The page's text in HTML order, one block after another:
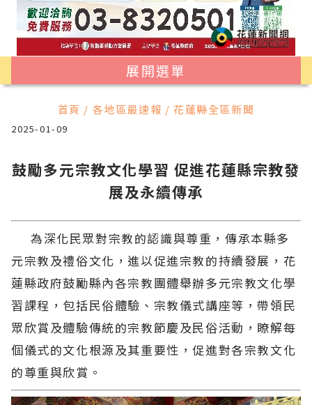
展開選單
首頁 / 各地區最速報 / 花蓮縣全區新聞
2025-01-09
鼓勵多元宗教文化學習 促進花蓮縣宗教發
展及永續傳承
為深化民眾對宗教的認識與尊重，傳承本縣多
元宗教及禮俗文化，進以促進宗教的持續發展，花
蓮縣政府鼓勵縣內各宗教團體舉辦多元宗教文化學
習課程，包括民俗體驗、宗教儀式講座等，帶領民
眾欣賞及體驗傳統的宗教節慶及民俗活動，瞭解每
個儀式的文化根源及其重要性，促進對各宗教文化
的尊重與欣賞。